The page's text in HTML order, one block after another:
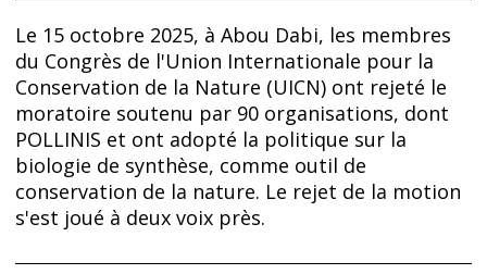
Le 15 octobre 2025, à Abou Dabi, les membres
du Congrès de l'Union Internationale pour la
Conservation de la Nature (UICN) ont rejeté le
moratoire soutenu par 90 organisations, dont
POLLINIS et ont adopté la politique sur la
biologie de synthèse, comme outil de
conservation de la nature. Le rejet de la motion
s'est joué à deux voix près.